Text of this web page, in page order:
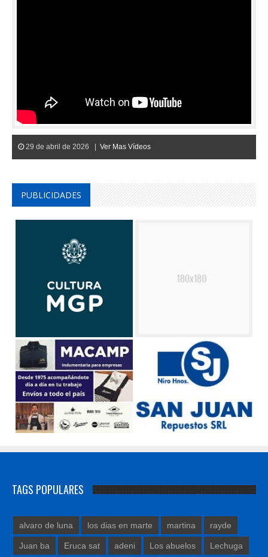
29 de abril de 2026 | Ver Mas Vídeos
PUBLICIDADES
TAGS POPULARES
alvaro de luna los dias en marte martina rayde
Juan ba Eruca sat adeni Los abuelos Lechuga